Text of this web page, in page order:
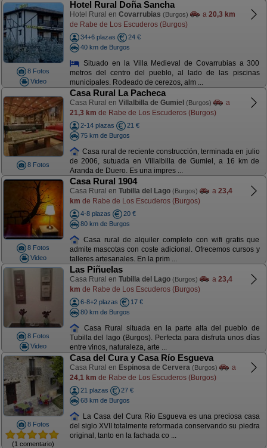
8 Fotos
Video
Hotel Rural Doña Sancha
Hotel Rural en Covarrubias (Burgos) a 20,3 km
de Rabe de Los Escuderos (Burgos)
34+6 plazas
24 €
40 km de Burgos
Situado en la Villa Medieval de Covarrubias a 300
metros del centro del pueblo, al lado de las piscinas
municipales. Rodeado de cerezos, alm ...
8 Fotos
Casa Rural La Pacheca
Casa Rural en Villalbilla de Gumiel (Burgos)
a
21,3 km de Rabe de Los Escuderos (Burgos)
2-14 plazas
21 €
75 km de Burgos
Casa rural de reciente construcción, terminada en julio
de 2006, sutuada en Villalbilla de Gumiel, a 16 km de
Aranda de Duero. Es una impres ...
8 Fotos
Video
Casa Rural 1904
Casa Rural en Tubilla del Lago (Burgos) a 23,4
km de Rabe de Los Escuderos (Burgos)
4-8 plazas
20 €
80 km de Burgos
Casa rural de alquiler completo con wifi gratis que
admite mascotas con coste adicional. Ofrecemos cursos y
talleres artesanales. En la prim ...
8 Fotos
Video
Las Piñuelas
Casa Rural en Tubilla del Lago (Burgos) a 23,4
km de Rabe de Los Escuderos (Burgos)
6-8+2 plazas
17 €
80 km de Burgos
Casa Rural situada en la parte alta del pueblo de
Tubilla del lago (Burgos). Perfecta para disfruta unos días
entre vinos, naturaleza, arte ...
8 Fotos
(1 comentario)
Casa del Cura y Casa Río Esgueva
Casa Rural en Espinosa de Cervera (Burgos)
a
24,1 km de Rabe de Los Escuderos (Burgos)
21 plazas
27 €
68 km de Burgos
La Casa del Cura Río Esgueva es una preciosa casa
del siglo XVII totalmente reformada conservando su piedra
original, tanto en la fachada co ...